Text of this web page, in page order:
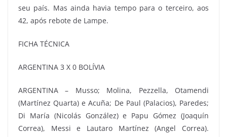
seu país. Mas ainda havia tempo para o terceiro, aos
42, após rebote de Lampe.
FICHA TÉCNICA
ARGENTINA 3 X 0 BOLÍVIA
ARGENTINA – Musso; Molina, Pezzella, Otamendi
(Martínez Quarta) e Acuña; De Paul (Palacios), Paredes;
Di María (Nicolás González) e Papu Gómez (Joaquín
Correa), Messi e Lautaro Martínez (Angel Correa).